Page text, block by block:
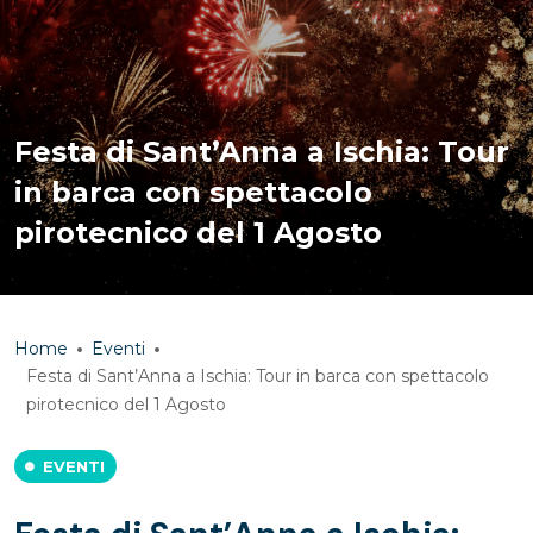
Festa di Sant’Anna a Ischia: Tour
in barca con spettacolo
pirotecnico del 1 Agosto
Home
Eventi
Festa di Sant’Anna a Ischia: Tour in barca con spettacolo
pirotecnico del 1 Agosto
EVENTI